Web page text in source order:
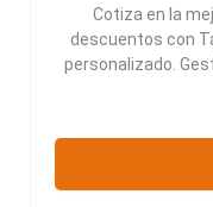
Cotiza en la
descuentos con
personalizado.